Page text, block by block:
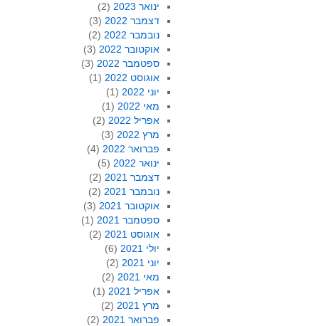
ינואר 2023
(2)
דצמבר 2022
(3)
נובמבר 2022
(2)
אוקטובר 2022
(3)
ספטמבר 2022
(3)
אוגוסט 2022
(1)
יוני 2022
(1)
מאי 2022
(1)
אפריל 2022
(2)
מרץ 2022
(3)
פברואר 2022
(4)
ינואר 2022
(5)
דצמבר 2021
(2)
נובמבר 2021
(2)
אוקטובר 2021
(3)
ספטמבר 2021
(1)
אוגוסט 2021
(2)
יולי 2021
(6)
יוני 2021
(2)
מאי 2021
(2)
אפריל 2021
(1)
מרץ 2021
(2)
פברואר 2021
(2)